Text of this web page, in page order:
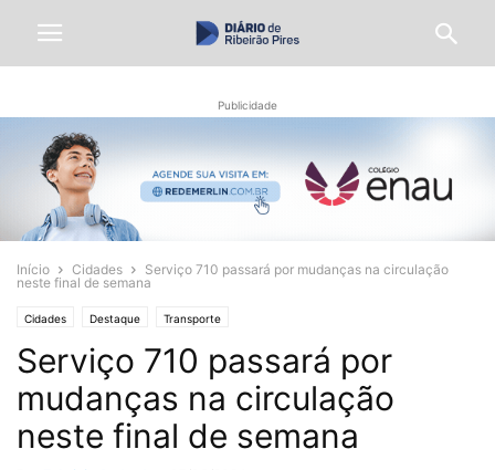
Publicidade
Início Cidades
Serviço 710 passará por mudanças na circulação
neste final de semana
Cidades Destaque Transporte
Serviço 710 passará por
mudanças na circulação
neste final de semana